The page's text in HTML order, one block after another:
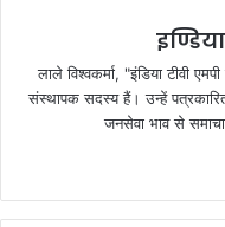
लाले विश्वकर्मा, "इंडिया टीवी
संस्थापक सदस्य हैं। उन्हें
जनसेवा भाव से